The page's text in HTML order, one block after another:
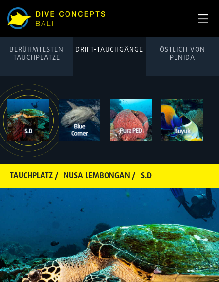
BERÜHMTESTEN
TAUCHPLÄTZE
DRIFT-TAUCHGÄNGE ÖSTLICH VON
PENIDA
TAUCHPLATZ / NUSA LEMBONGAN / S.D